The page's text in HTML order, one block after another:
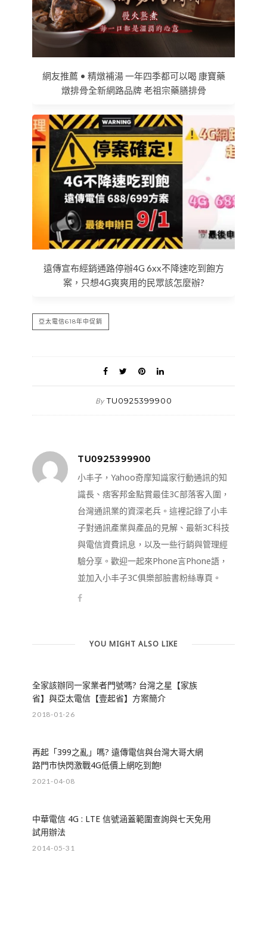
網友推薦 • 精燉補湯 一年四季都可以喝 康寶藥
燉排骨全新網路品牌 老祖宗藥膳排骨
遠傳宣布經銷通路停辦4G 6xx不降速吃到飽方
案，只想4G爽爽用的民眾該怎麼辦?
亞太電信618年中促銷
By TU0925399900
TU0925399900
小丰子，Yahoo奇摩知識家行動通訊的知
識長、痞客邦金點賞最佳3C部落客入圍，
台灣通訊業的資深老兵。這裡記錄了小丰
子對通訊產業與產品的見解、最新3C科技
與電信資費訊息，以及一些行銷與管理經
驗分享。歡迎一起來Phone言Phone語，
並加入小丰子3C俱樂部臉書粉絲專頁。
YOU MIGHT ALSO LIKE
全家該辦同一家業者門號嗎? 台灣之星【家族
省】與亞太電信【壹起省】方案簡介
2018-01-26
再起「399之亂」嗎? 遠傳電信與台灣大哥大網
路門市快閃激戰4G低價上網吃到飽!
2021-04-08
中華電信 4G : LTE 信號涵蓋範圍查詢與七天免用
試用辦法
2014-05-31